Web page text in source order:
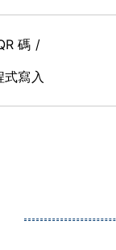
碼 /
式寫入